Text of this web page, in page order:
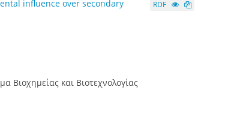
influence over secondary
Βιοχημείας και Βιοτεχνολογίας
RDF